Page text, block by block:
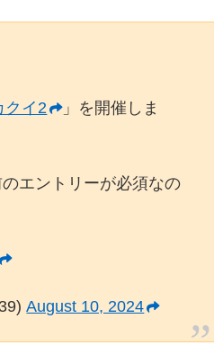
クイ2
」を開催しま
エントリーが必須なの
August 10, 2024